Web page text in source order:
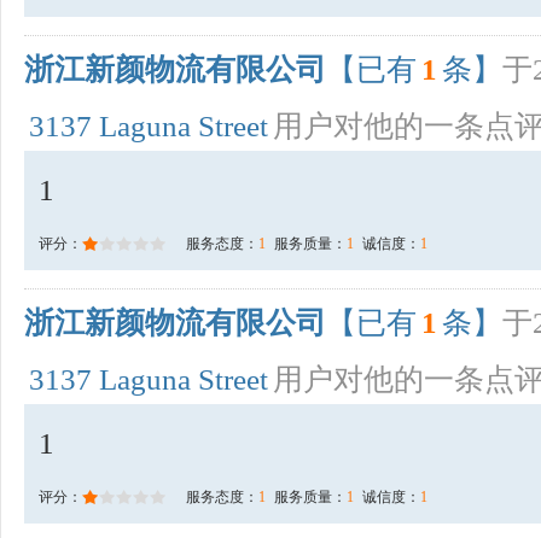
浙江新颜物流有限公司 【已有 1 条】 于
3137 Laguna Street 用户对他的一条点
1
评分： 服务态度： 1 服务质量： 1 诚信度： 1
浙江新颜物流有限公司 【已有 1 条】 于
3137 Laguna Street 用户对他的一条点
1
评分： 服务态度： 1 服务质量： 1 诚信度： 1